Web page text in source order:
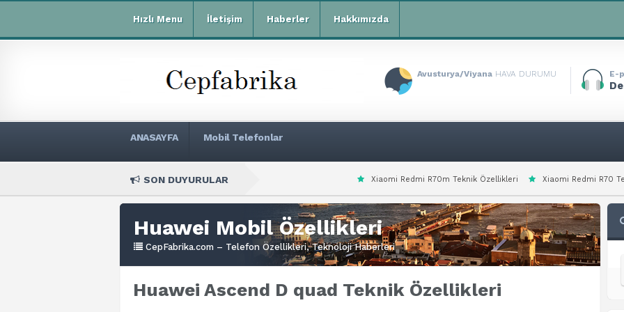
Hızlı Menu İletişim Haberler Hakkımızda
Avusturya/Viyana HAVA DURUMU E-
ANASAYFA Mobil Telefonlar
SON DUYURULAR Xiaomi Redmi R70m Teknik Özellikleri Xiaomi Redmi R70 Teknik Özellikleri
Huawei Mobil Özellikleri
CepFabrika.com – Telefon Özellikleri, Teknoloji Haberleri
Huawei Ascend D quad Teknik Özellikleri